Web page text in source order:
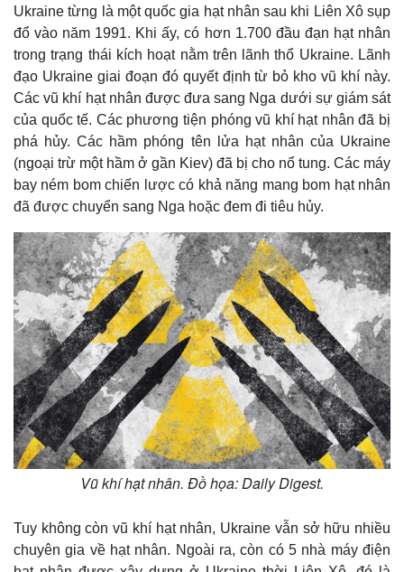
Ukraine từng là một quốc gia hạt nhân sau khi Liên Xô sụp
đổ vào năm 1991. Khi ấy, có hơn 1.700 đầu đạn hạt nhân
trong trạng thái kích hoạt nằm trên lãnh thổ Ukraine. Lãnh
đạo Ukraine giai đoạn đó quyết định từ bỏ kho vũ khí này.
Các vũ khí hạt nhân được đưa sang Nga dưới sự giám sát
của quốc tế. Các phương tiện phóng vũ khí hạt nhân đã bị
phá hủy. Các hầm phóng tên lửa hạt nhân của Ukraine
(ngoại trừ một hầm ở gần Kiev) đã bị cho nổ tung. Các máy
bay ném bom chiến lược có khả năng mang bom hạt nhân
đã được chuyển sang Nga hoặc đem đi tiêu hủy.
Vũ khí hạt nhân. Đồ họa: Daily Digest.
Tuy không còn vũ khí hạt nhân, Ukraine vẫn sở hữu nhiều
chuyên gia về hạt nhân. Ngoài ra, còn có 5 nhà máy điện